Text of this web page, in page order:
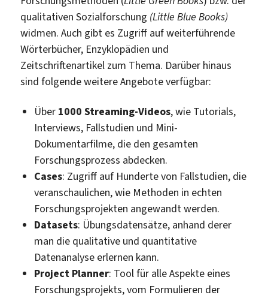
qualitativen Sozialforschung (Little Blue Books)
widmen. Auch gibt es Zugriff auf weiterführende
Wörterbücher, Enzyklopädien und
Zeitschriftenartikel zum Thema. Darüber hinaus
sind folgende weitere Angebote verfügbar:
Über 1000 Streaming-Videos, wie Tutorials,
Interviews, Fallstudien und Mini-
Dokumentarfilme, die den gesamten
Forschungsprozess abdecken.
Cases: Zugriff auf Hunderte von Fallstudien, die
veranschaulichen, wie Methoden in echten
Forschungsprojekten angewandt werden.
Datasets: Übungsdatensätze, anhand derer
man die qualitative und quantitative
Datenanalyse erlernen kann.
Project Planner: Tool für alle Aspekte eines
Forschungsprojekts, vom Formulieren der